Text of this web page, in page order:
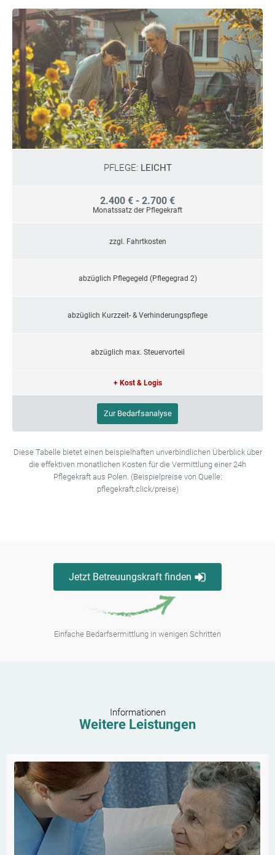
PFLEGE: LEICHT
2.400 € - 2.700 €
Monatssatz der Pflegekraft
zzgl. Fahrtkosten
abzüglich Pflegegeld (Pflegegrad 2)
abzüglich Kurzzeit- & Verhinderungspflege
abzüglich max. Steuervorteil
+ Kost & Logis
Zur Bedarfsanalyse
Diese Tabelle bietet einen beispielhaften unverbindlichen Überblick über
die effektiven monatlichen Kosten für die Vermittlung einer 24h
Pflegekraft aus Polen. (Beispielpreise von Quelle:
pflegekraft.click/preise)
Jetzt Betreuungskraft finden
Einfache Bedarfsermittlung in wenigen Schritten
Informationen
Weitere Leistungen